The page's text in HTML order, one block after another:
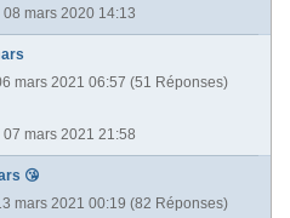
08 mars 2020 14:13
mars 2021 06:57 (51 Réponses)
07 mars 2021 21:58
😘
mars 2021 00:19 (82 Réponses)